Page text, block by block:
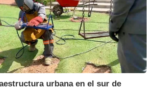
urbana en el sur de